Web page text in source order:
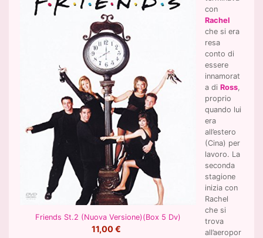
Friends St.2 (Nuova Versione)(Box 5 Dv)
11,00 €
con
Rachel
che si era
resa
conto di
essere
innamorat
a diRoss,
proprio
quando lui
era
all’estero
(Cina) per
lavoro. La
seconda
stagione
inizia con
Rachel
che si
trova
all’aeropor